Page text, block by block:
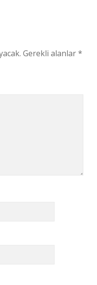
Gerekli alanlar*